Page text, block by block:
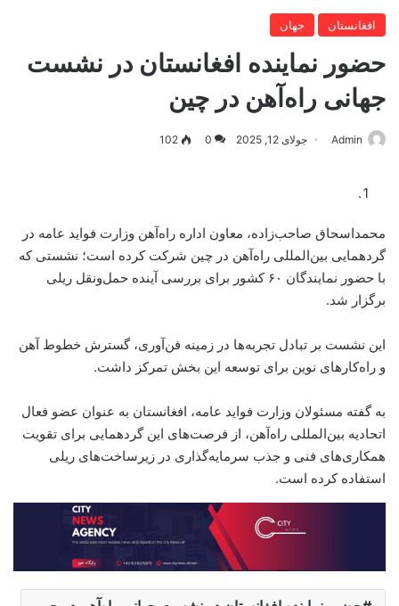
افغانستان جهان
حضور نماینده افغانستان در نشست
جهانی راه‌آهن در چین
Admin جولای 12, 2025 0
102
محمداسحاق صاحب‌زاده، معاون اداره راه‌آهن وزارت فواید عامه در
گردهمایی بین‌المللی راه‌آهن در چین شرکت کرده است؛ نشستی که
با حضور نمایندگان ۶۰ کشور برای بررسی آینده حمل‌ونقل ریلی
برگزار شد.
این نشست بر تبادل تجربه‌ها در زمینه فن‌آوری، گسترش خطوط آهن
و راه‌کارهای نوین برای توسعه این بخش تمرکز داشت.
به گفته مسئولان وزارت فواید عامه، افغانستان به عنوان عضو فعال
اتحادیه بین‌المللی راه‌آهن، از فرصت‌های این گردهمایی برای تقویت
همکاری‌های فنی و جذب سرمایه‌گذاری در زیرساخت‌های ریلی
استفاده کرده است.